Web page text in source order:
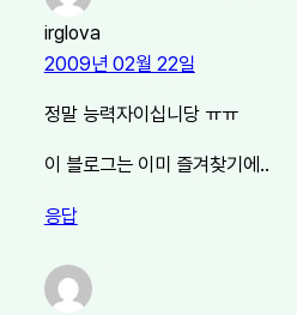
irglova
2009년 02월 22일
정말 능력자이십니당 ㅠㅠ
이 블로그는 이미 즐겨찾기에..
응답